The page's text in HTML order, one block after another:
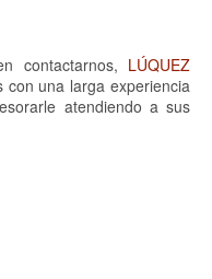
contactarnos, LÚQUEZ
una larga experiencia
atendiendo a sus